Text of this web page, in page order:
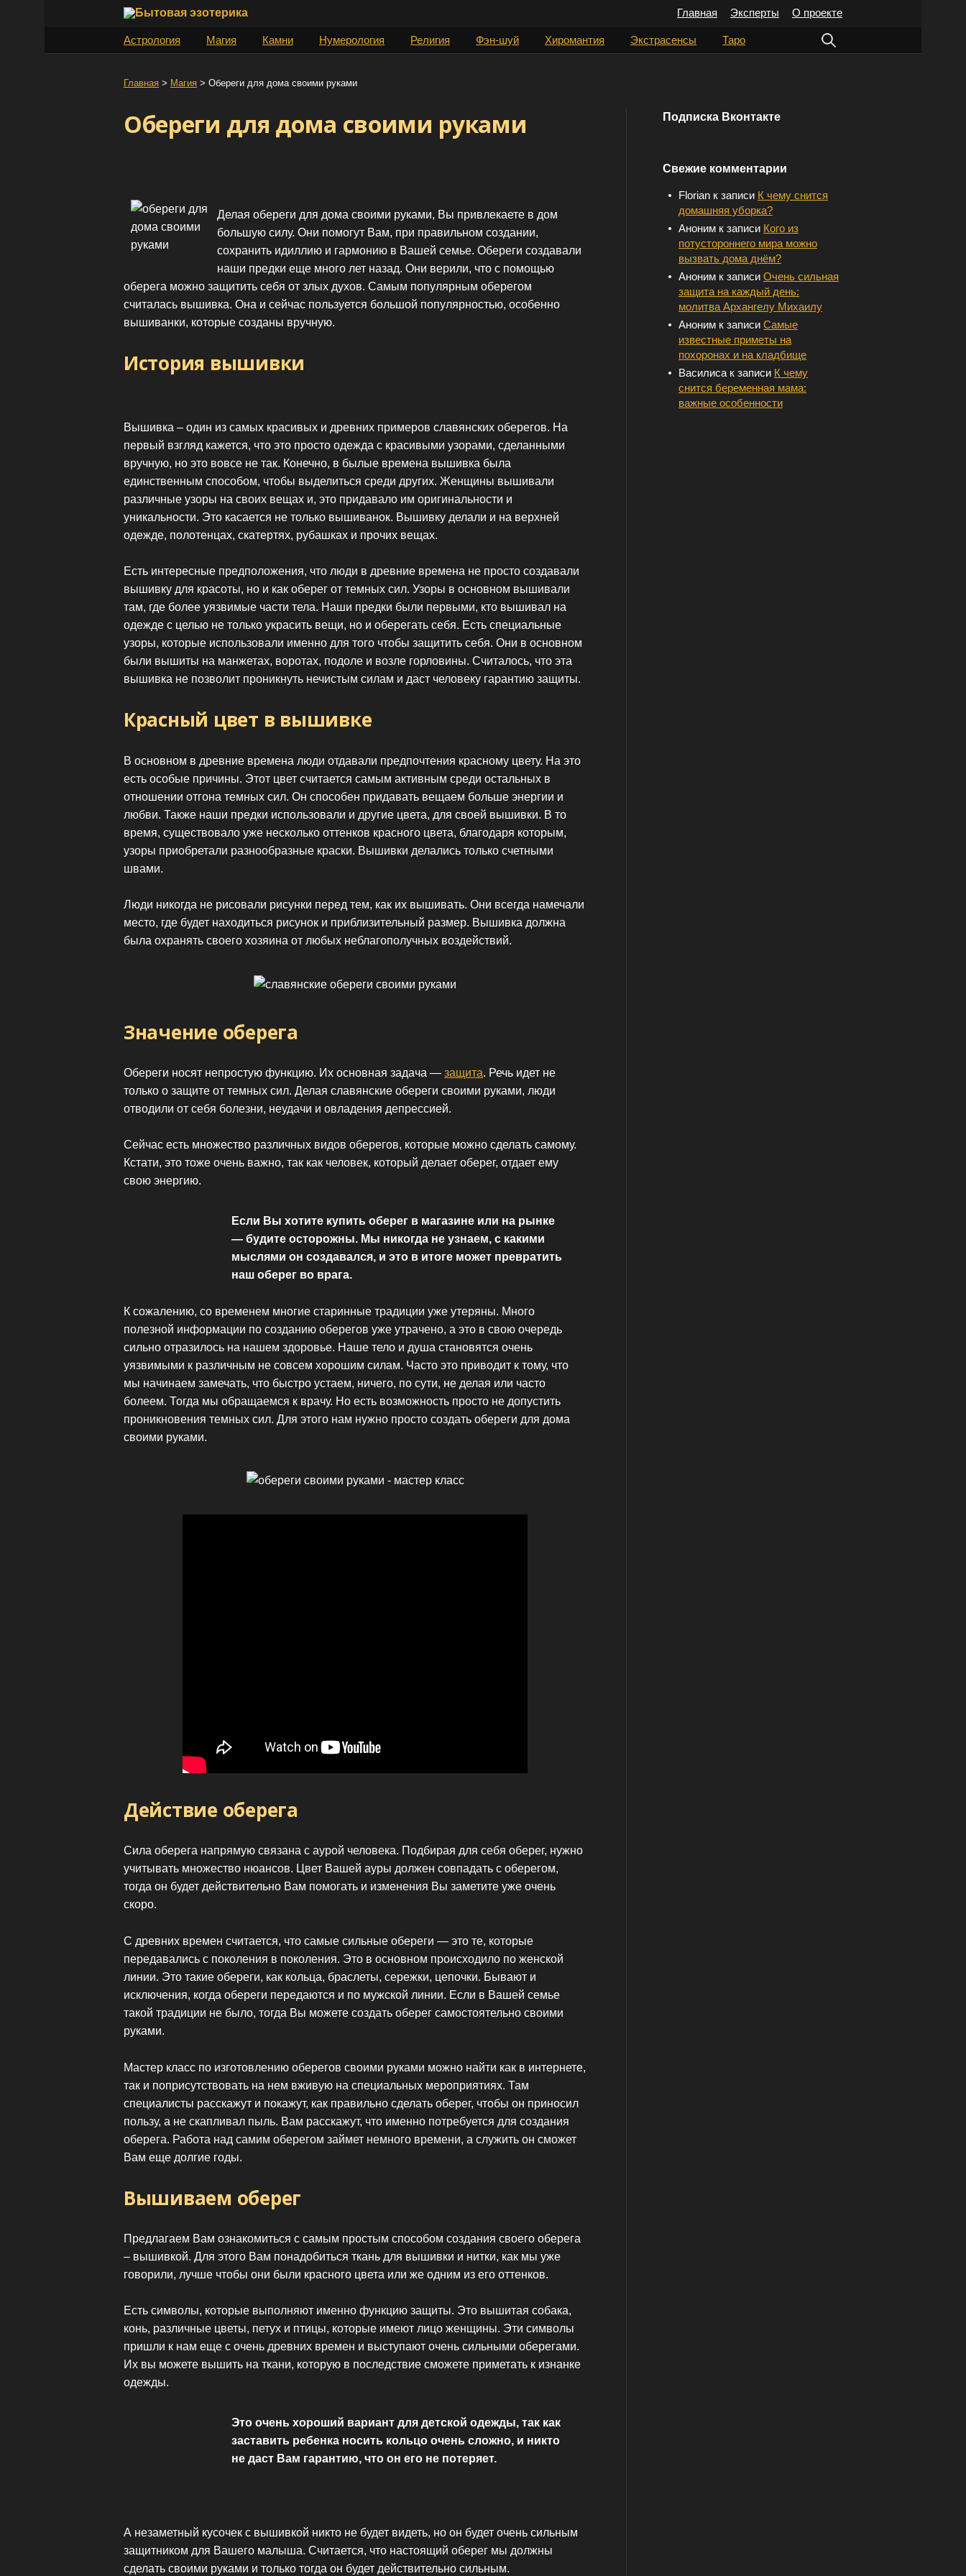
Главная Эксперты О проекте
Астрология Магия Камни Нумерология Религия Фэн-шуй Хиромантия Экстрасенсы Таро
Н
Главная > Магия > Обереги для дома своими руками
Обереги для дома своими руками
Делая обереги для дома своими руками, Вы привлекаете в дом
большую силу. Они помогут Вам, при правильном создании,
сохранить идиллию и гармонию в Вашей семье. Обереги создавали
наши предки еще много лет назад. Они верили, что с помощью
оберега можно защитить себя от злых духов. Самым популярным оберегом
считалась вышивка. Она и сейчас пользуется большой популярностью, особенно
вышиванки, которые созданы вручную.
История вышивки
Вышивка – один из самых красивых и древних примеров славянских оберегов. На
первый взгляд кажется, что это просто одежда с красивыми узорами, сделанными
вручную, но это вовсе не так. Конечно, в былые времена вышивка была
единственным способом, чтобы выделиться среди других. Женщины вышивали
различные узоры на своих вещах и, это придавало им оригинальности и
уникальности. Это касается не только вышиванок. Вышивку делали и на верхней
одежде, полотенцах, скатертях, рубашках и прочих вещах.
Есть интересные предположения, что люди в древние времена не просто создавали
вышивку для красоты, но и как оберег от темных сил. Узоры в основном вышивали
там, где более уязвимые части тела. Наши предки были первыми, кто вышивал на
одежде с целью не только украсить вещи, но и оберегать себя. Есть специальные
узоры, которые использовали именно для того чтобы защитить себя. Они в основном
были вышиты на манжетах, воротах, подоле и возле горловины. Считалось, что эта
вышивка не позволит проникнуть нечистым силам и даст человеку гарантию защиты.
Красный цвет в вышивке
В основном в древние времена люди отдавали предпочтения красному цвету. На это
есть особые причины. Этот цвет считается самым активным среди остальных в
отношении отгона темных сил. Он способен придавать вещаем больше энергии и
любви. Также наши предки использовали и другие цвета, для своей вышивки. В то
время, существовало уже несколько оттенков красного цвета, благодаря которым,
узоры приобретали разнообразные краски. Вышивки делались только счетными
швами.
Люди никогда не рисовали рисунки перед тем, как их вышивать. Они всегда намечали
место, где будет находиться рисунок и приблизительный размер. Вышивка должна
была охранять своего хозяина от любых неблагополучных воздействий.
Значение оберега
Обереги носят непростую функцию. Их основная задача — защита. Речь идет не
только о защите от темных сил. Делая славянские обереги своими руками, люди
отводили от себя болезни, неудачи и овладения депрессией.
Сейчас есть множество различных видов оберегов, которые можно сделать самому.
Кстати, это тоже очень важно, так как человек, который делает оберег, отдает ему
свою энергию.
Если Вы хотите купить оберег в магазине или на рынке
— будите осторожны. Мы никогда не узнаем, с какими
мыслями он создавался, и это в итоге может превратить
наш оберег во врага.
К сожалению, со временем многие старинные традиции уже утеряны. Много
полезной информации по созданию оберегов уже утрачено, а это в свою очередь
сильно отразилось на нашем здоровье. Наше тело и душа становятся очень
уязвимыми к различным не совсем хорошим силам. Часто это приводит к тому, что
мы начинаем замечать, что быстро устаем, ничего, по сути, не делая или часто
болеем. Тогда мы обращаемся к врачу. Но есть возможность просто не допустить
проникновения темных сил. Для этого нам нужно просто создать обереги для дома
своими руками.
Действие оберега
Сила оберега напрямую связана с аурой человека. Подбирая для себя оберег, нужно
учитывать множество нюансов. Цвет Вашей ауры должен совпадать с оберегом,
тогда он будет действительно Вам помогать и изменения Вы заметите уже очень
скоро.
С древних времен считается, что самые сильные обереги — это те, которые
передавались с поколения в поколения. Это в основном происходило по женской
линии. Это такие обереги, как кольца, браслеты, сережки, цепочки. Бывают и
исключения, когда обереги передаются и по мужской линии. Если в Вашей семье
такой традиции не было, тогда Вы можете создать оберег самостоятельно своими
руками.
Мастер класс по изготовлению оберегов своими руками можно найти как в интернете,
так и поприсутствовать на нем вживую на специальных мероприятиях. Там
специалисты расскажут и покажут, как правильно сделать оберег, чтобы он приносил
пользу, а не скапливал пыль. Вам расскажут, что именно потребуется для создания
оберега. Работа над самим оберегом займет немного времени, а служить он сможет
Вам еще долгие годы.
Вышиваем оберег
Предлагаем Вам ознакомиться с самым простым способом создания своего оберега
– вышивкой. Для этого Вам понадобиться ткань для вышивки и нитки, как мы уже
говорили, лучше чтобы они были красного цвета или же одним из его оттенков.
Есть символы, которые выполняют именно функцию защиты. Это вышитая собака,
конь, различные цветы, петух и птицы, которые имеют лицо женщины. Эти символы
пришли к нам еще с очень древних времен и выступают очень сильными оберегами.
Их вы можете вышить на ткани, которую в последствие сможете приметать к изнанке
одежды.
Это очень хороший вариант для детской одежды, так как
заставить ребенка носить кольцо очень сложно, и никто
не даст Вам гарантию, что он его не потеряет.
А незаметный кусочек с вышивкой никто не будет видеть, но он будет очень сильным
защитником для Вашего малыша. Считается, что настоящий оберег мы должны
сделать своими руками и только тогда он будет действительно сильным.
Подписка Вконтакте
Свежие комментарии
Florian к записи К чему снится
домашняя уборка?
Аноним к записи Кого из
потустороннего мира можно
вызвать дома днём?
Аноним к записи Очень сильная
защита на каждый день:
молитва Архангелу Михаилу
Аноним к записи Самые
известные приметы на
похоронах и на кладбище
Василиса к записи К чему
снится беременная мама:
важные особенности